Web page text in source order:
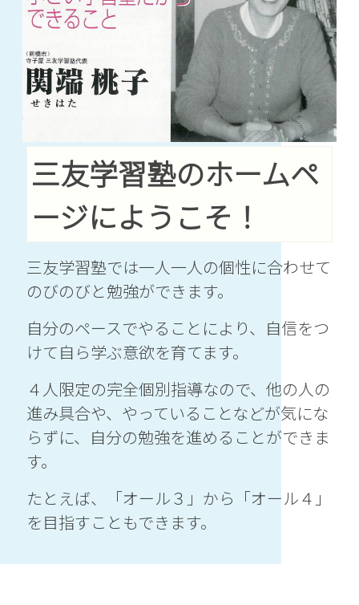
三友学習塾のホームペ
ージにようこそ！
三友学習塾では一人一人の個性に合わせて
のびのびと勉強ができます。
自分のペースでやることにより、自信をつ
けて自ら学ぶ意欲を育てます。
４人限定の完全個別指導なので、他の人の
進み具合や、やっていることなどが気にな
らずに、自分の勉強を進めることができま
す。
たとえば、「オール３」から「オール４」
を目指すこともできます。